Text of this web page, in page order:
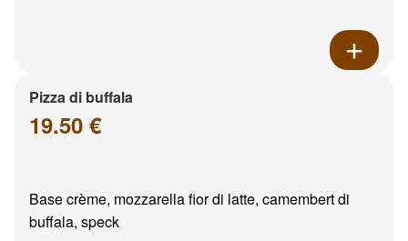
Pizza di buffala
19.50 €
Base crème, mozzarella fior di latte, camembert di
buffala, speck